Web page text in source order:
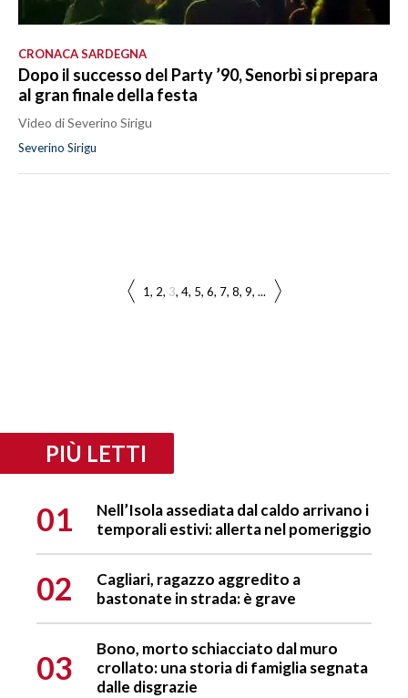
CRONACA SARDEGNA
Dopo il successo del Party ’90, Senorbì si prepara
al gran finale della festa
Video di Severino Sirigu
Severino Sirigu
1 2 3 4 5 6 7 8 9 ...
PIÙ LETTI
01
Nell’Isola assediata dal caldo arrivano i
temporali estivi: allerta nel pomeriggio
02
Cagliari, ragazzo aggredito a
bastonate in strada: è grave
03
Bono, morto schiacciato dal muro
crollato: una storia di famiglia segnata
dalle disgrazie